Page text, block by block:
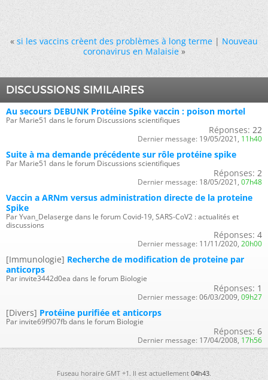
« si les vaccins crèent des problèmes à long terme|Nouveau
coronavirus en Malaisie »
DISCUSSIONS SIMILAIRES
Au secours DEBUNK Protéine Spike vaccin : poison mortel
Par Marie51 dans le forum Discussions scientifiques
Réponses: 22
Dernier message: 19/05/2021, 11h40
Suite à ma demande précédente sur rôle protéine spike
Par Marie51 dans le forum Discussions scientifiques
Réponses: 2
Dernier message: 18/05/2021, 07h48
Vaccin a ARNm versus administration directe de la proteine
Spike
Par Yvan_Delaserge dans le forum Covid-19, SARS-CoV2 : actualités et
discussions
Réponses: 4
Dernier message: 11/11/2020, 20h00
[Immunologie] Recherche de modification de proteine par
anticorps
Par invite3442d0ea dans le forum Biologie
Réponses: 1
Dernier message: 06/03/2009, 09h27
[Divers] Protéine purifiée et anticorps
Par invite69f907fb dans le forum Biologie
Réponses: 6
Dernier message: 17/04/2008, 17h56
Fuseau horaire GMT +1. Il est actuellement04h43.